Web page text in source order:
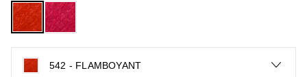
542 - FLAMBOYANT